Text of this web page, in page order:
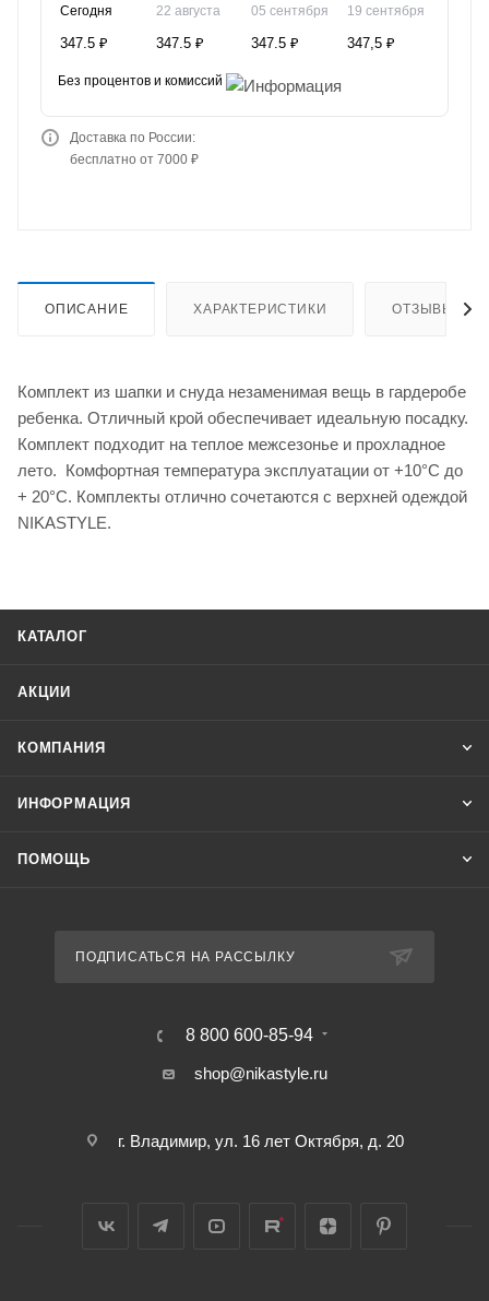
Сегодня
347.5 ₽
22 августа
347.5 ₽
05 сентября
347.5 ₽
19 сентября
347,5 ₽
Без процентов и комиссий
Доставка по России:
бесплатно от 7000 ₽
ОПИСАНИЕ ХАРАКТЕРИСТИКИ ОТЗЫВЫ
Комплект из шапки и снуда незаменимая вещь в гардеробе
ребенка. Отличный крой обеспечивает идеальную посадку.
Комплект подходит на теплое межсезонье и прохладное
лето. Комфортная температура эксплуатации от +10°С до
+ 20°С. Комплекты отлично сочетаются с верхней одеждой
NIKASTYLE.
КАТАЛОГ
АКЦИИ
КОМПАНИЯ
ИНФОРМАЦИЯ
ПОМОЩЬ
ПОДПИСАТЬСЯ НА РАССЫЛКУ
8 800 600-85-94
shop@nikastyle.ru
г. Владимир, ул. 16 лет Октября, д. 20